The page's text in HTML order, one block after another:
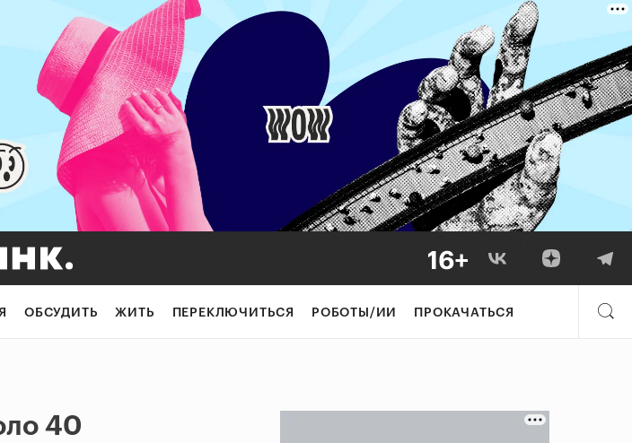
ОБСУДИТЬ ЖИТЬ ПЕРЕКЛЮЧИТЬСЯ РОБОТЫ/ИИ ПРОКАЧАТЬСЯ
40